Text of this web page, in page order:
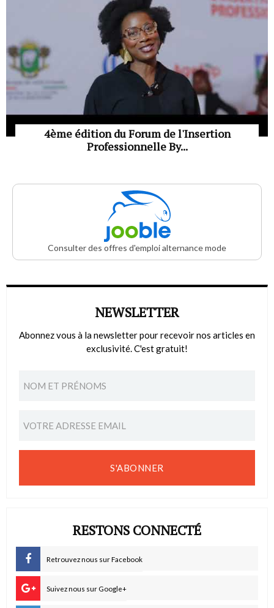
4ème édition du Forum de l'Insertion
Professionnelle By...
Consulter des offres d'emploi alternance mode
NEWSLETTER
Abonnez vous à la newsletter pour recevoir nos articles en
exclusivité. C'est gratuit!
S'ABONNER
RESTONS CONNECTÉ
Retrouvez nous sur Facebook
Suivez nous sur Google+